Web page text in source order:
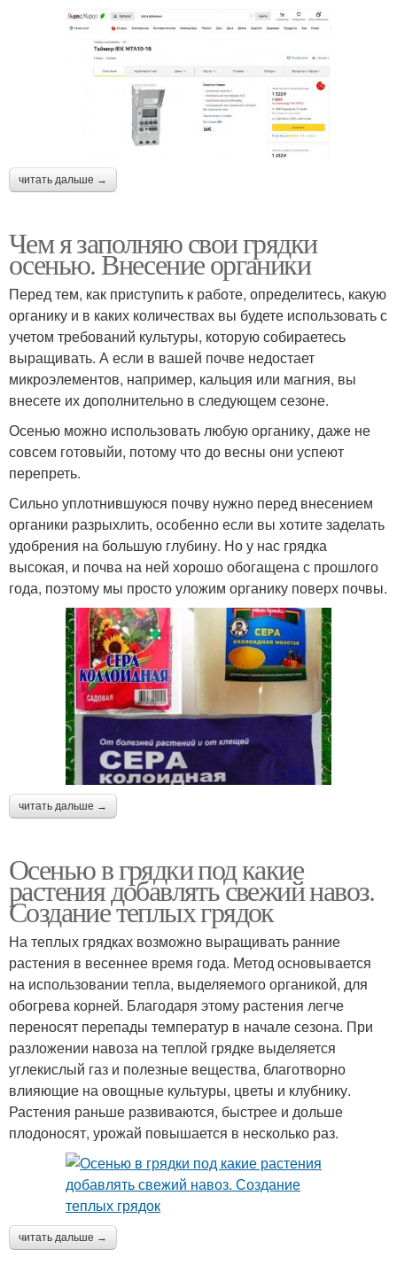
читать дальше →
Чем я заполняю свои грядки
осенью. Внесение органики
Перед тем, как приступить к работе, определитесь, какую
органику и в каких количествах вы будете использовать с
учетом требований культуры, которую собираетесь
выращивать. А если в вашей почве недостает
микроэлементов, например, кальция или магния, вы
внесете их дополнительно в следующем сезоне.
Осенью можно использовать любую органику, даже не
совсем готовыйи, потому что до весны они успеют
перепреть.
Сильно уплотнившуюся почву нужно перед внесением
органики разрыхлить, особенно если вы хотите заделать
удобрения на большую глубину. Но у нас грядка
высокая, и почва на ней хорошо обогащена с прошлого
года, поэтому мы просто уложим органику поверх почвы.
читать дальше →
Осенью в грядки под какие
растения добавлять свежий навоз.
Создание теплых грядок
На теплых грядках возможно выращивать ранние
растения в весеннее время года. Метод основывается
на использовании тепла, выделяемого органикой, для
обогрева корней. Благодаря этому растения легче
переносят перепады температур в начале сезона. При
разложении навоза на теплой грядке выделяется
углекислый газ и полезные вещества, благотворно
влияющие на овощные культуры, цветы и клубнику.
Растения раньше развиваются, быстрее и дольше
плодоносят, урожай повышается в несколько раз.
читать дальше →